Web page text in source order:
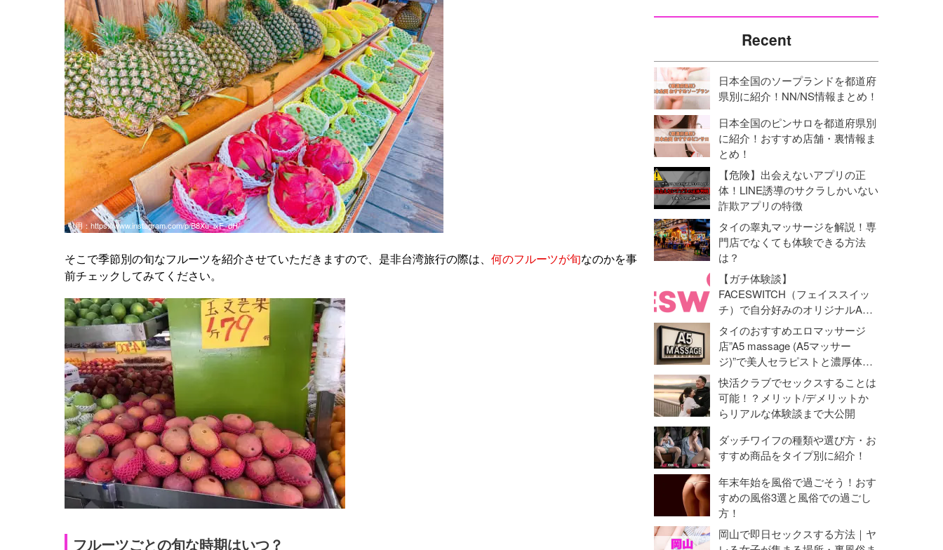
引用：https://www.instagram.com/p/B8Xu_ixF_dH/
そこで季節別の旬なフルーツを紹介させていただきますので、是非台湾旅行の際は、 何のフルーツが旬なのかを事
前チェックしてみてください。
フルーツごとの旬な時期はいつ？
Recent
日本全国のソープランドを都道府
県別に紹介！NN/NS情報まとめ！
日本全国のピンサロを都道府県別
に紹介！おすすめ店舗・裏情報ま
とめ！
【危険】出会えないアプリの正
体！LINE誘導のサクラしかいない
詐欺アプリの特徴
タイの睾丸マッサージを解説！専
門店でなくても体験できる方法
は？
【ガチ体験談】
FACESWITCH（フェイススイッ
チ）で自分好みのオリジナルAV
動画を作成！オナニーライフに革
命勃発！
タイのおすすめエロマッサージ
店”A5 massage (A5マッサー
ジ)”で美人セラピストと濃厚体験
【抜き・本番】
快活クラブでセックスすることは
可能！？メリット/デメリットか
らリアルな体験談まで大公開
ダッチワイフの種類や選び方・お
すすめ商品をタイプ別に紹介！
年末年始を風俗で過ごそう！おす
すめの風俗3選と風俗での過ごし
方！
岡山で即日セックスする方法｜ヤ